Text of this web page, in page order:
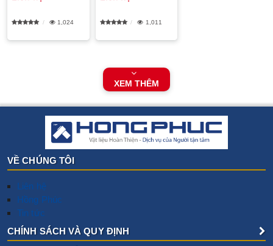
1,024 1,011
XEM THÊM
VỀ CHÚNG TÔI
Liên hệ
Hồng Phúc
Tin tức
CHÍNH SÁCH VÀ QUY ĐỊNH